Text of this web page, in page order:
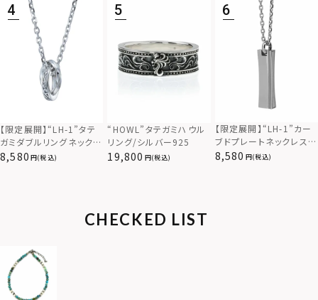
【限定展開】“LH-1”タテ
ガミダブルリングネックレ
ス（ツイスト/シルバー）/
8,580 (税込)
“HOWL”タテガミハウル
リング/シルバー925
19,800 (税込)
【限定展開】“LH-1”カー
ブドプレートネックレス/
サージカルステンレス（金
8,580 (税込)
CHECKED LIST